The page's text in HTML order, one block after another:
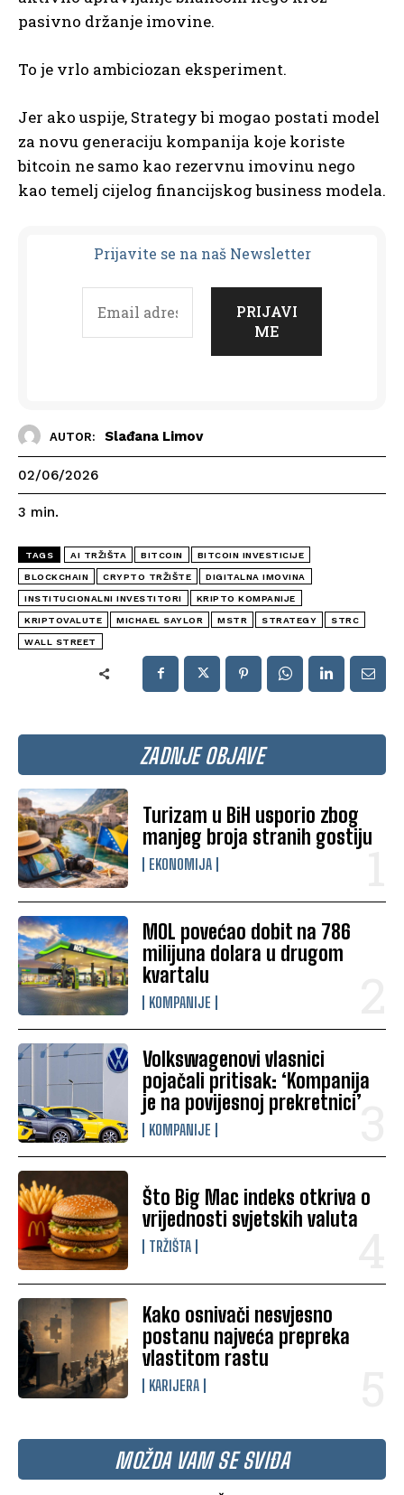
ZADNJE OBJAVE
Turizam u BiH usporio zbog
manjeg broja stranih gostiju
EKONOMIJA
MOL povećao dobit na 786
milijuna dolara u drugom
kvartalu
KOMPANIJE
Volkswagenovi vlasnici
pojačali pritisak: ‘Kompanija
je na povijesnoj prekretnici’
KOMPANIJE
Što Big Mac indeks otkriva o
vrijednosti svjetskih valuta
TRŽIŠTA
Kako osnivači nesvjesno
postanu najveća prepreka
vlastitom rastu
KARIJERA
MOŽDA VAM SE SVIĐA
pasivno držanje imovine.
To je vrlo ambiciozan eksperiment.
Jer ako uspije, Strategy bi mogao postati model
za novu generaciju kompanija koje koriste
bitcoin ne samo kao rezervnu imovinu nego
kao temelj cijelog financijskog business modela.
Prijavite se na naš Newsletter
AUTOR: Slađana Limov
02/06/2026
3 min.
TAGS AI TRŽIŠTA BITCOIN BITCOIN INVESTICIJE
BLOCKCHAIN CRYPTO TRŽIŠTE DIGITALNA IMOVINA
INSTITUCIONALNI INVESTITORI KRIPTO KOMPANIJE
KRIPTOVALUTE MICHAEL SAYLOR MSTR STRATEGY STRC
WALL STREET